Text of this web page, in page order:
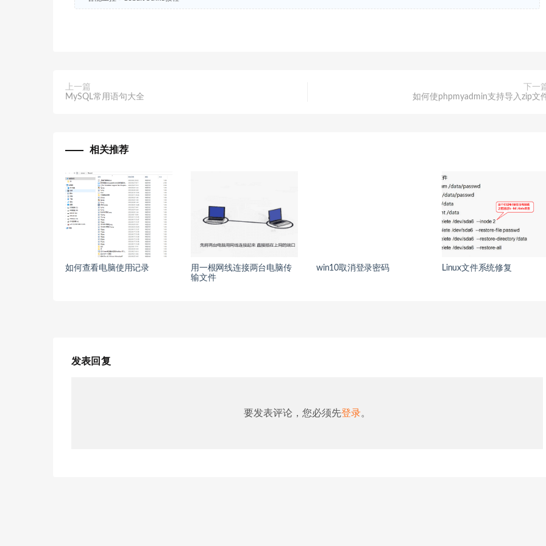
上一篇
MySQL常用语句大全
下一
如何使phpmyadmin支持导入zip文
相关推荐
如何查看电脑使用记录
用一根网线连接两台电脑传
输文件
win10取消登录密码 Linux文件系统修复
发表回复
要发表评论，您必须先登录。